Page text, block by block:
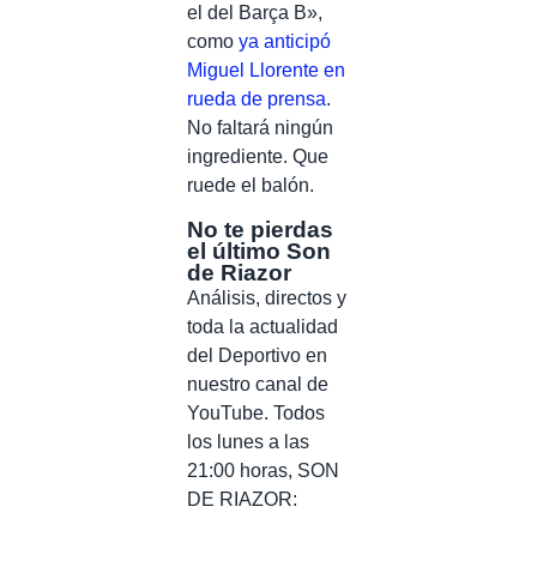
el del Barça B»,
como ya anticipó
Miguel Llorente en
rueda de prensa.
No faltará ningún
ingrediente. Que
ruede el balón.
No te pierdas
el último Son
de Riazor
Análisis, directos y
toda la actualidad
del Deportivo en
nuestro canal de
YouTube. Todos
los lunes a las
21:00 horas, SON
DE RIAZOR: